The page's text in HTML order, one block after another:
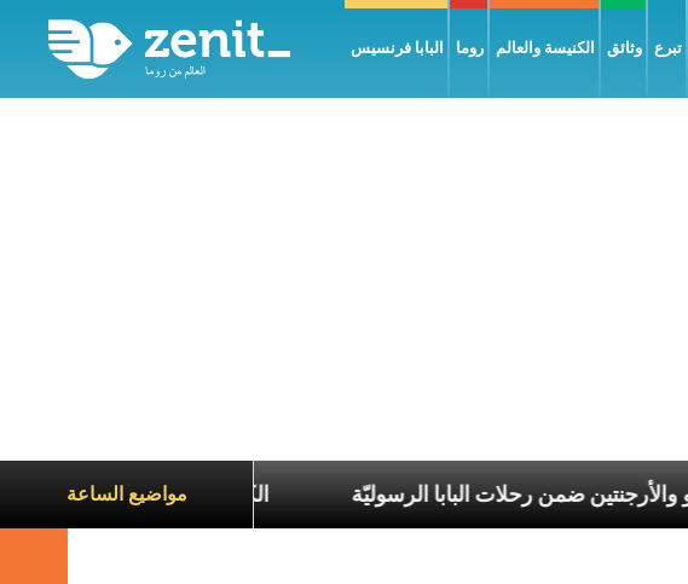
البابا فرنسيس روما الكنيسة والعالم وثائق تبرع
مواضيع الساعة
الكاردينال والبيرو والأرجنتين ضمن رحلات البابا الرسوليّة